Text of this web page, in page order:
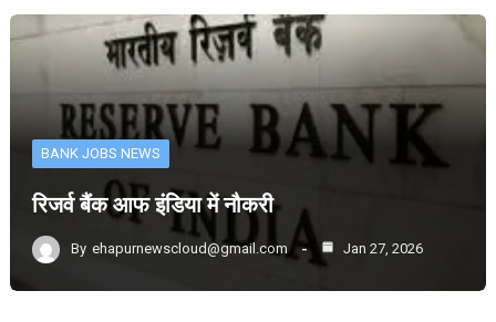
BANK JOBS NEWS
रिजर्व बैंक आफ इंडिया में नौकरी
By ehapurnewscloud@gmail.com Jan 27, 2026